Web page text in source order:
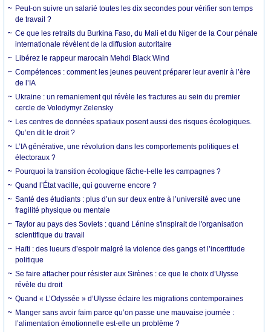
Peut-on suivre un salarié toutes les dix secondes pour vérifier son temps
de travail ?
Ce que les retraits du Burkina Faso, du Mali et du Niger de la Cour pénale
internationale révèlent de la diffusion autoritaire
Libérez le rappeur marocain Mehdi Black Wind
Compétences : comment les jeunes peuvent préparer leur avenir à l’ère
de l’IA
Ukraine : un remaniement qui révèle les fractures au sein du premier
cercle de Volodymyr Zelensky
Les centres de données spatiaux posent aussi des risques écologiques.
Qu’en dit le droit ?
L’IA générative, une révolution dans les comportements politiques et
électoraux ?
Pourquoi la transition écologique fâche-t-elle les campagnes ?
Quand l’État vacille, qui gouverne encore ?
Santé des étudiants : plus d’un sur deux entre à l’université avec une
fragilité physique ou mentale
Taylor au pays des Soviets : quand Lénine s'inspirait de l'organisation
scientifique du travail
Haïti : des lueurs d’espoir malgré la violence des gangs et l’incertitude
politique
Se faire attacher pour résister aux Sirènes : ce que le choix d’Ulysse
révèle du droit
Quand « L’Odyssée » d’Ulysse éclaire les migrations contemporaines
Manger sans avoir faim parce qu’on passe une mauvaise journée :
l’alimentation émotionnelle est-elle un problème ?